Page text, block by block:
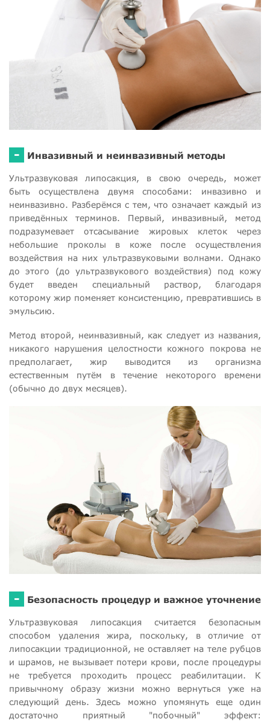
- Инвазивный и неинвазивный методы
Ультразвуковая липосакция, в свою очередь, может
быть осуществлена двумя способами: инвазивно и
неинвазивно. Разберёмся с тем, что означает каждый из
приведённых терминов. Первый, инвазивный, метод
подразумевает отсасывание жировых клеток через
небольшие проколы в коже после осуществления
воздействия на них ультразвуковыми волнами. Однако
до этого (до ультразвукового воздействия) под кожу
будет введен специальный раствор, благодаря
которому жир поменяет консистенцию, превратившись в
эмульсию.
Метод второй, неинвазивный, как следует из названия,
никакого нарушения целостности кожного покрова не
предполагает, жир выводится из организма
естественным путём в течение некоторого времени
(обычно до двух месяцев).
- Безопасность процедур и важное уточнение
Ультразвуковая липосакция считается безопасным
способом удаления жира, поскольку, в отличие от
липосакции традиционной, не оставляет на теле рубцов
и шрамов, не вызывает потери крови, после процедуры
не требуется проходить процесс реабилитации. К
привычному образу жизни можно вернуться уже на
следующий день. Здесь можно упомянуть еще один
достаточно приятный "побочный" эффект: